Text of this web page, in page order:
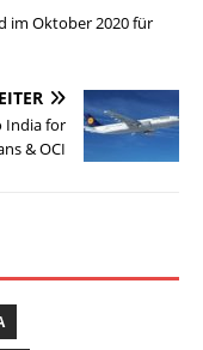
im Oktober 2020 für
India for
& OCI